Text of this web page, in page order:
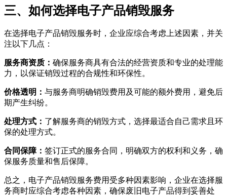
三、如何选择电子产品销毁服务
在选择电子产品销毁服务时，企业应综合考虑上述因素，并关
注以下几点：
服务商资质： 确保服务商具有合法的经营资质和专业的处理能
力，以保证销毁过程的合规性和环保性。
价格透明： 与服务商明确销毁费用及可能的额外费用，避免后
期产生纠纷。
处理方式： 了解服务商的销毁方式，选择最适合自己需求且环
保的处理方式。
合同保障： 签订正式的服务合同，明确双方的权利和义务，确
保服务质量和售后保障。
总之，电子产品销毁服务费用受多种因素影响，企业在选择服
务商时应综合考虑各种因素，确保废旧电子产品得到妥善处